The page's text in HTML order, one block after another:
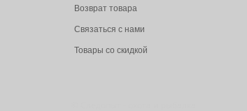
Возврат товара
Связаться с нами
Товары со скидкой